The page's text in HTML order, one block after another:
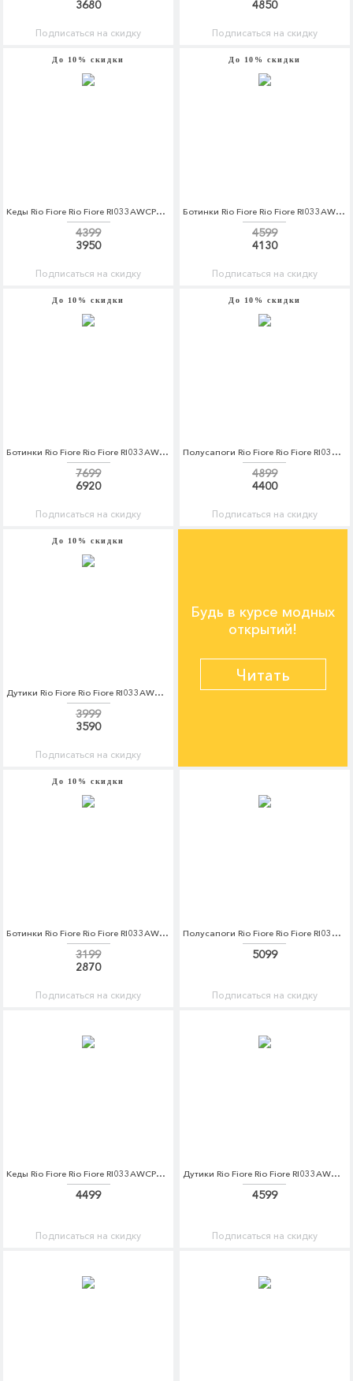
3680
Подписаться на скидку
4850
Подписаться на скидку
До 10% скидки
Кеды Rio Fiore Rio Fiore RI033AWCPFQ0
4399
3950
Подписаться на скидку
До 10% скидки
Ботинки Rio Fiore Rio Fiore RI033AWCPFI6
4599
4130
Подписаться на скидку
До 10% скидки
Ботинки Rio Fiore Rio Fiore RI033AWCPFO7
7699
6920
Подписаться на скидку
До 10% скидки
Полусапоги Rio Fiore Rio Fiore RI033AWCPFP5
4899
4400
Подписаться на скидку
До 10% скидки
Дутики Rio Fiore Rio Fiore RI033AWCPFL3
3999
3590
Подписаться на скидку
Будь в курсе модных
открытий!
Читать
До 10% скидки
Ботинки Rio Fiore Rio Fiore RI033AWCPFQ9
3199
2870
Подписаться на скидку
Полусапоги Rio Fiore Rio Fiore RI033AWCPFI1
5099
Подписаться на скидку
Кеды Rio Fiore Rio Fiore RI033AWCPFP8
4499
Подписаться на скидку
Дутики Rio Fiore Rio Fiore RI033AWCPFL5
4599
Подписаться на скидку